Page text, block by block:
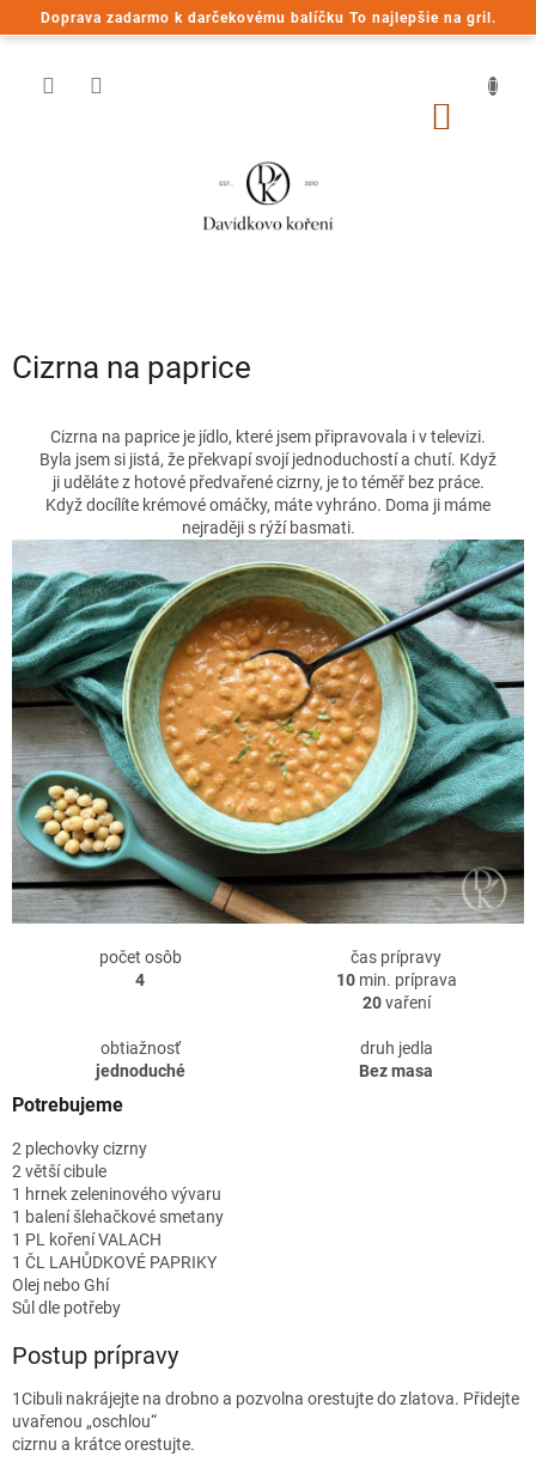
Doprava zadarmo k darčekovému balíčku To najlepšie na gril.
Prejsť
na
Cizrna na paprice
Cizrna na paprice je jídlo, které jsem připravovala i v televizi.
Byla jsem si jistá, že překvapí svojí jednoduchostí a chutí. Když
ji uděláte z hotové předvařené cizrny, je to téměř bez práce.
Když docílíte krémové omáčky, máte vyhráno. Doma ji máme
nejraději s rýží basmati.
počet osôb
4
čas prípravy
10min. príprava
20vaření
obtiažnosť
jednoduché
druh jedla
Bez masa
Potrebujeme
2 plechovky cizrny
2 větší cibule
1 hrnek zeleninového vývaru
1 balení šlehačkové smetany
1 PL koření VALACH
1 ČL LAHŮDKOVÉ PAPRIKY
Olej nebo Ghí
Sůl dle potřeby
Postup prípravy
1Cibuli nakrájejte na drobno a pozvolna orestujte do zlatova. Přidejte
uvařenou „oschlou“
cizrnu a krátce orestujte.